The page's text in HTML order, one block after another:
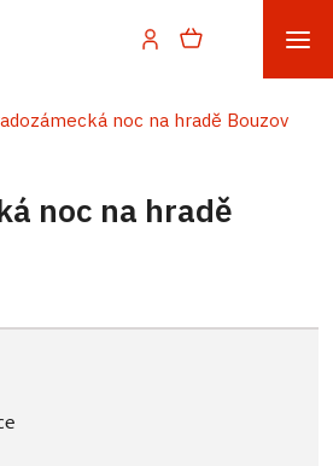
noc na hradě Bouzov
noc na hradě